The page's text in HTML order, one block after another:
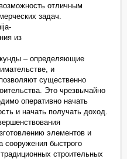
отличным
задач.
из
– определяющие
и
существенно
Это чрезвычайно
оперативно начать
и начать получать доход.
элементов и
быстрого
строительных